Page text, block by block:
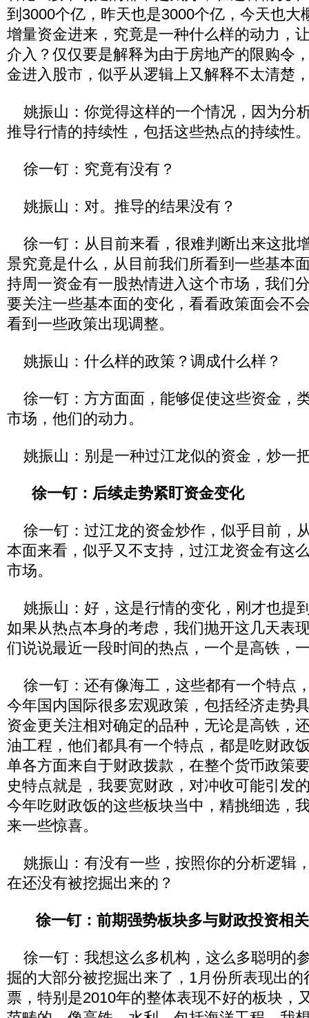
到3000个亿，昨天也是3000个亿，今天也大
增量资金进来，究竟是一种什么样的动力，
介入？仅仅要是解释为由于房地产的限购令
金进入股市，似乎从逻辑上又解释不太清楚
姚振山：你觉得这样的一个情况，因为分
推导行情的持续性，包括这些热点的持续性
徐一钉：究竟有没有？
姚振山：对。推导的结果没有？
徐一钉：从目前来看，很难判断出来这批
景究竟是什么，从目前我们所看到一些基本
持周一资金有一股热情进入这个市场，我们
要关注一些基本面的变化，看看政策面会不
看到一些政策出现调整。
姚振山：什么样的政策？调成什么样？
徐一钉：方方面面，能够促使这些资金，
市场，他们的动力。
姚振山：别是一种过江龙似的资金，炒一
徐一钉：后续走势紧盯资金变化
徐一钉：过江龙的资金炒作，似乎目前，
本面来看，似乎又不支持，过江龙资金有这
市场。
姚振山：好，这是行情的变化，刚才也提
如果从热点本身的考虑，我们抛开这几天表
们说说最近一段时间的热点，一个是高铁，
徐一钉：还有像海工，这些都有一个特点
今年国内国际很多宏观政策，包括经济走势
资金更关注相对确定的品种，无论是高铁，
油工程，他们都具有一个特点，都是吃财政
单各方面来自于财政拨款，在整个货币政策
史特点就是，我要宽财政，对冲收可能引发
今年吃财政饭的这些板块当中，精挑细选，
来一些惊喜。
姚振山：有没有一些，按照你的分析逻辑
在还没有被挖掘出来的？
徐一钉：前期强势板块多与财政投资相关
徐一钉：我想这么多机构，这么多聪明的
掘的大部分被挖掘出来了，1月份所表现出
票，特别是2010年的整体表现不好的板块，